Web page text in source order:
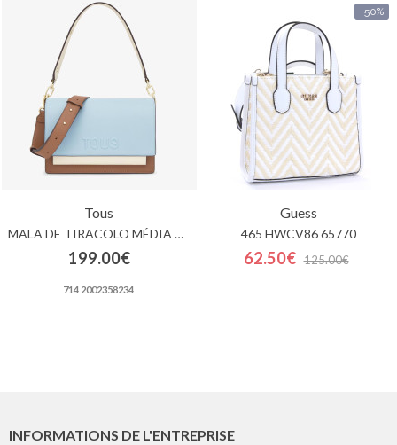
Tous
MALA DE TIRACOLO MÉDIA AZUL-CÉU TOUS AUDREE SAFFIANO
199.00€
714 2002358234
-50%
Guess
465 HWCV86 65770
62.50€ 125.00€
INFORMATIONS DE L'ENTREPRISE